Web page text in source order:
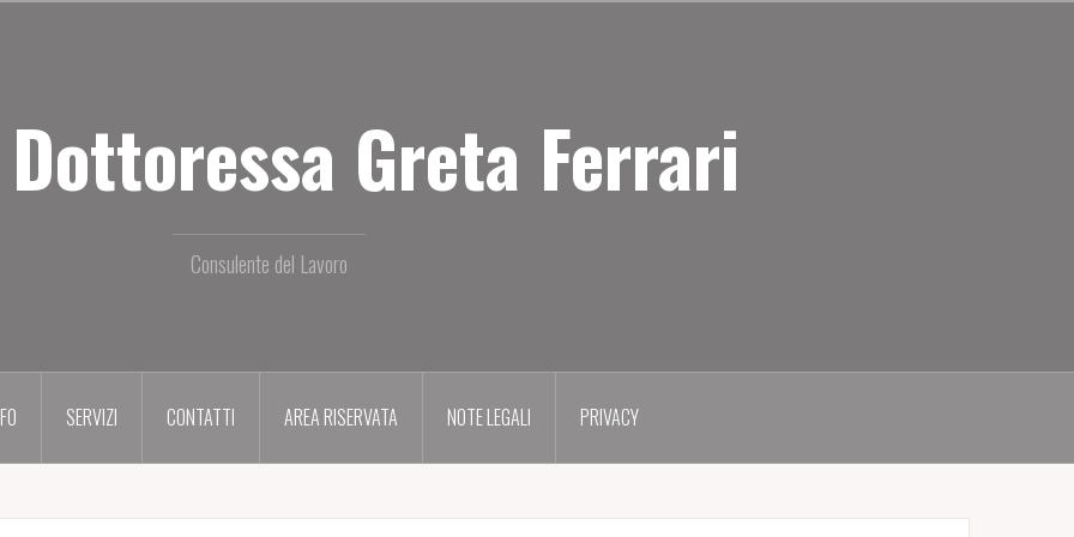
Greta Ferrari
Consulente del Lavoro
SERVIZI CONTATTI AREA RISERVATA NOTE LEGALI PRIVACY